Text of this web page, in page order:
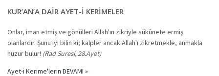
KUR’AN’A DAIR AYET-I KERIMELER
Onlar, iman etmiş ve gönülleri Allah'ın zikriyle sükûnete ermiş
olanlardır. Şunu iyi bilin ki; kalpler ancak Allah'ı zikretmekle, anmakla
huzur bulur! (Rad Suresi, 28.Ayet)
Ayet-i Kerime'lerin DEVAMI »